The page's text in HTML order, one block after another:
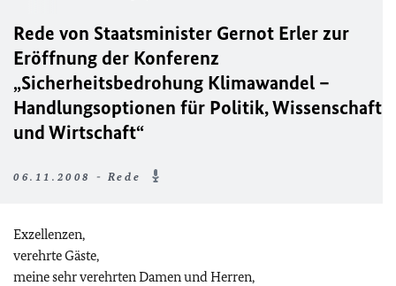
Rede von Staatsminister Gernot Erler zur
Eröffnung der Konferenz
„Sicherheitsbedrohung Klimawandel –
Handlungsoptionen für Politik, Wissenschaft
und Wirtschaft“
06.11.2008 - Rede
Exzellenzen,
verehrte Gäste,
meine sehr verehrten Damen und Herren,